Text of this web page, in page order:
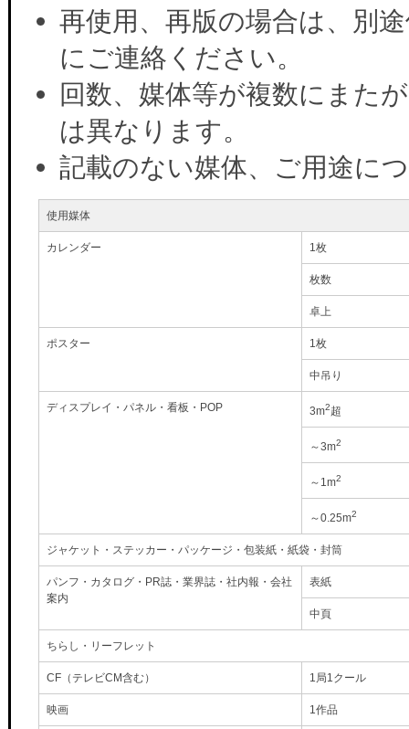
再使用、再版の場合は、別
にご連絡ください。
回数、媒体等が複数にまた
は異なります。
記載のない媒体、ご用途に
使用媒体
カレンダー 1枚
枚数
卓上
ポスター 1枚
中吊り
ディスプレイ・パネル・看板・POP 3m2超
～3m2
～1m2
～0.25m2
ジャケット・ステッカー・パッケージ・包装紙・紙袋・封筒
パンフ・カタログ・PR誌・業界誌・社内報・会社
案内
表紙
中頁
ちらし・リーフレット
CF（テレビCM含む） 1局1クール
映画 1作品